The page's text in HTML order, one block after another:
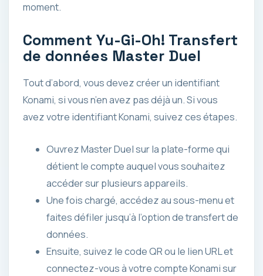
moment.
Comment Yu-Gi-Oh! Transfert
de données Master Duel
Tout d’abord, vous devez créer un identifiant
Konami, si vous n’en avez pas déjà un. Si vous
avez votre identifiant Konami, suivez ces étapes.
Ouvrez Master Duel sur la plate-forme qui
détient le compte auquel vous souhaitez
accéder sur plusieurs appareils.
Une fois chargé, accédez au sous-menu et
faites défiler jusqu’à l’option de transfert de
données.
Ensuite, suivez le code QR ou le lien URL et
connectez-vous à votre compte Konami sur